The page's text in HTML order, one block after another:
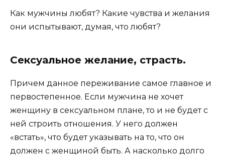
Как мужчины любят? Какие чувства и желания
они испытывают, думая, что любят?
Сексуальное желание, страсть.
Причем данное переживание самое главное и
первостепенное. Если мужчина не хочет
женщину в сексуальном плане, то и не будет с
ней строить отношения. У него должен
«встать», что будет указывать на то, что он
должен с женщиной быть. А насколько долго